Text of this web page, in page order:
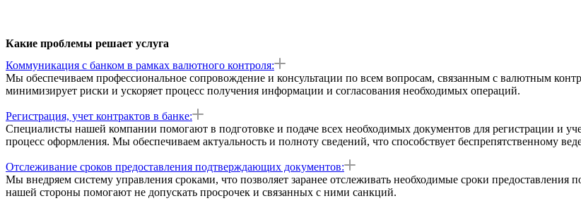
Какие проблемы решает услуга
Коммуникация с банком в рамках валютного контроля:
Мы обеспечиваем профессиональное сопровождение и консультации по всем вопросам, связанным с валютным
минимизирует риски и ускоряет процесс получения информации и согласования необходимых операций.
Регистрация, учет контрактов в банке:
Специалисты нашей компании помогают в подготовке и подаче всех необходимых документов для регистрации и
процесс оформления. Мы обеспечиваем актуальность и полноту сведений, что способствует беспрепятственному
Отслеживание сроков предоставления подтверждающих документов:
Мы внедряем систему управления сроками, что позволяет заранее отслеживать необходимые сроки
нашей стороны помогают не допускать просрочек и связанных с ними санкций.